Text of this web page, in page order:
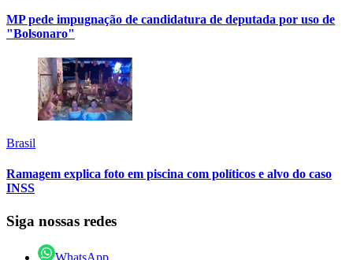
MP pede impugnação de candidatura de deputada por uso de
"Bolsonaro"
Brasil
Ramagem explica foto em piscina com políticos e alvo do caso
INSS
Siga nossas redes